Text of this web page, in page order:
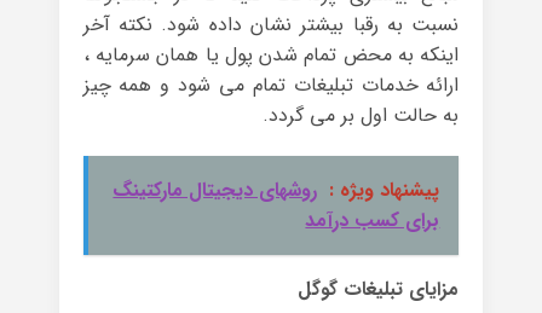
نسبت به رقبا بیشتر نشان داده شود. نکته آخر
اینکه به محض تمام شدن پول یا همان سرمایه ،
ارائه خدمات تبلیغات تمام می شود و همه چیز
به حالت اول بر می گردد.
پیشنهاد ویژه : روشهای دیجیتال مارکتینگ
برای کسب درآمد
مزایای تبلیغات گوگل